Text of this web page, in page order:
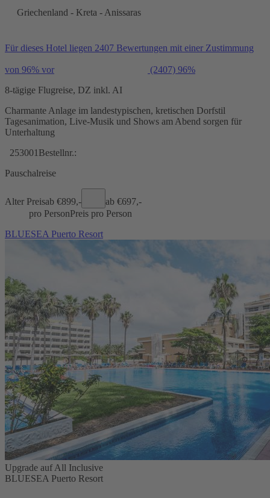
Griechenland - Kreta - Anissaras
Für dieses Hotel liegen 2407 Bewertungen mit einer Zustimmung
von 96% vor (2407) 96%
8-tägige Flugreise, DZ inkl. AI
Charmante Anlage im landestypischen, kretischen Dorfstil
Tagesanimation, Live-Musik und Shows am Abend sorgen für
Unterhaltung
253001 Bestellnr.:
Pauschalreise
Alter Preisab €899,- ab €697,-
pro PersonPreis pro Person
BLUESEA Puerto Resort
Upgrade auf All Inclusive
BLUESEA Puerto Resort